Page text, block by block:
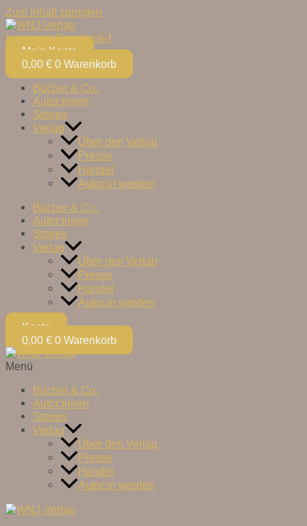
Zum Inhalt springen
Instagram Facebook-f
Mein Konto
0,00 € 0 Warenkorb
Bücher & Co.
Autor:innen
Stories
Verlag
Über den Verlag
Presse
Handel
Autor:in werden
Bücher & Co.
Autor:innen
Stories
Verlag
Über den Verlag
Presse
Handel
Autor:in werden
Konto
0,00 € 0 Warenkorb
Menü
Bücher & Co.
Autor:innen
Stories
Verlag
Über den Verlag
Presse
Handel
Autor:in werden